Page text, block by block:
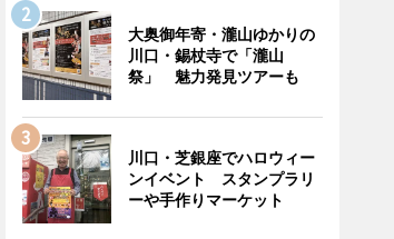
大奥御年寄・瀧山ゆかりの
川口・錫杖寺で「瀧山
祭」 魅力発見ツアーも
川口・芝銀座でハロウィー
ンイベント スタンプラリ
ーや手作りマーケット